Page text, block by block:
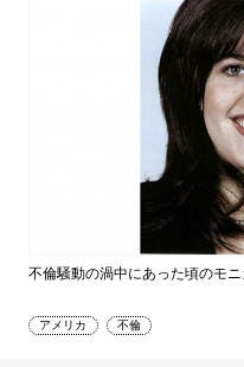
不倫騒動の渦中にあった頃のモ
アメリカ 不倫